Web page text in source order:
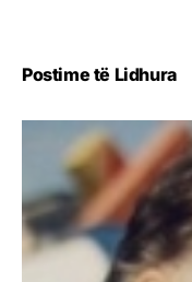
Postime të Lidhura